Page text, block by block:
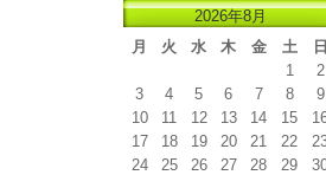
2026年8月
月
火 水 木 金 土 日
1
2
3
4 5 6 7 8
9
10
11 12 13 14 15
17
18 19 20 21 22
24
25 26 27 28 29